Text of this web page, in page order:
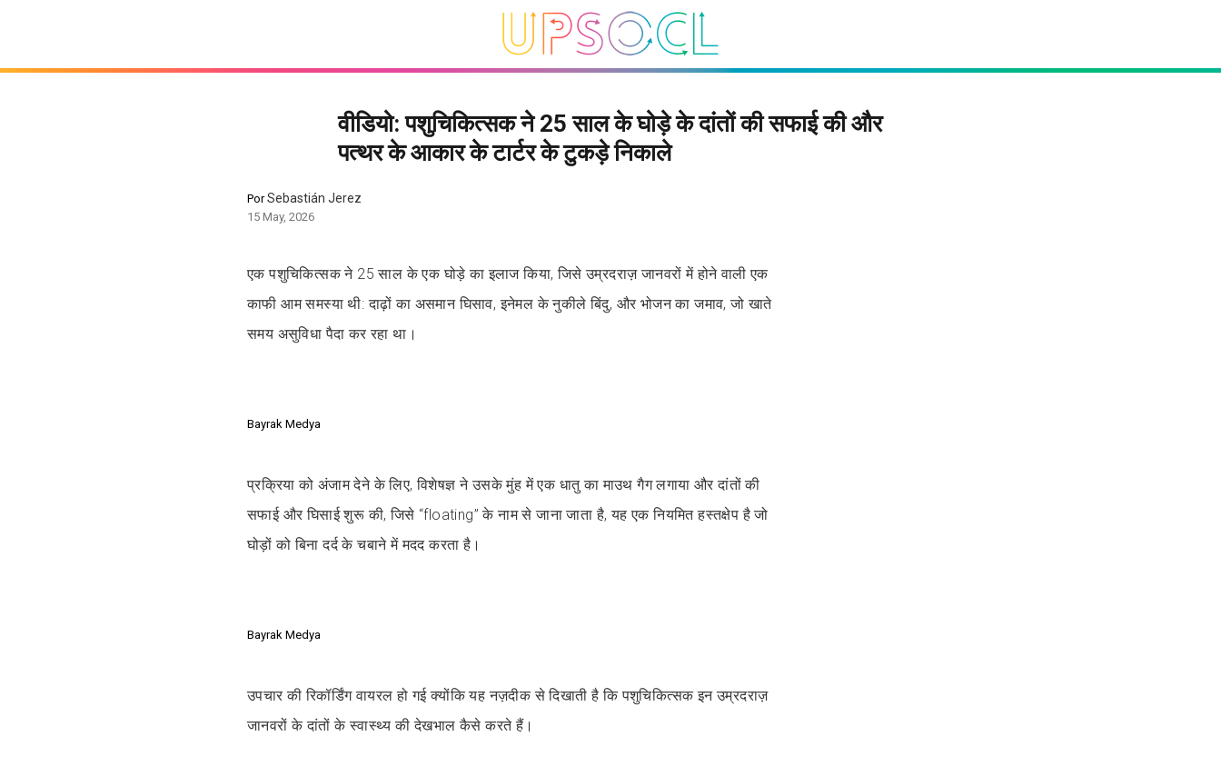
वीडियो: पशुचिकित्सक ने 25 साल के घोड़े के दांतों की सफाई की और
पत्थर के आकार के टार्टर के टुकड़े निकाले
PorSebastián Jerez
15 May, 2026
एक पशुचिकित्सक ने 25 साल के एक घोड़े का इलाज किया, जिसे उम्रदराज़ जानवरों में होने वाली एक
काफी आम समस्या थी: दाढ़ों का असमान घिसाव, इनेमल के नुकीले बिंदु, और भोजन का जमाव, जो खाते
समय असुविधा पैदा कर रहा था।
Bayrak Medya
प्रक्रिया को अंजाम देने के लिए, विशेषज्ञ ने उसके मुंह में एक धातु का माउथ गैग लगाया और दांतों की
सफाई और घिसाई शुरू की, जिसे “floating” के नाम से जाना जाता है, यह एक नियमित हस्तक्षेप है जो
घोड़ों को बिना दर्द के चबाने में मदद करता है।
Bayrak Medya
उपचार की रिकॉर्डिंग वायरल हो गई क्योंकि यह नज़दीक से दिखाती है कि पशुचिकित्सक इन उम्रदराज़
जानवरों के दांतों के स्वास्थ्य की देखभाल कैसे करते हैं।